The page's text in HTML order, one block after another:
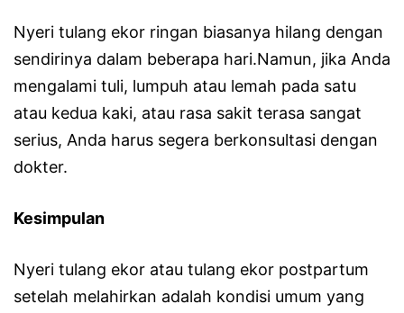
Nyeri tulang ekor ringan biasanya hilang dengan
sendirinya dalam beberapa hari.Namun, jika Anda
mengalami tuli, lumpuh atau lemah pada satu
atau kedua kaki, atau rasa sakit terasa sangat
serius, Anda harus segera berkonsultasi dengan
dokter.
Kesimpulan
Nyeri tulang ekor atau tulang ekor postpartum
setelah melahirkan adalah kondisi umum yang